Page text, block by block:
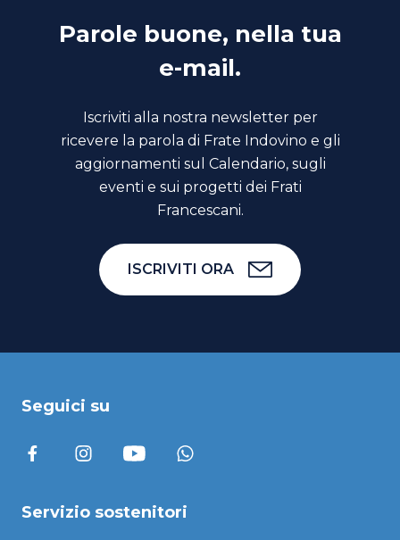
Parole buone, nella tua
e-mail.
Iscriviti alla nostra newsletter per
ricevere la parola di Frate Indovino e gli
aggiornamenti sul Calendario, sugli
eventi e sui progetti dei Frati
Francescani.
ISCRIVITI ORA
Seguici su
Servizio sostenitori